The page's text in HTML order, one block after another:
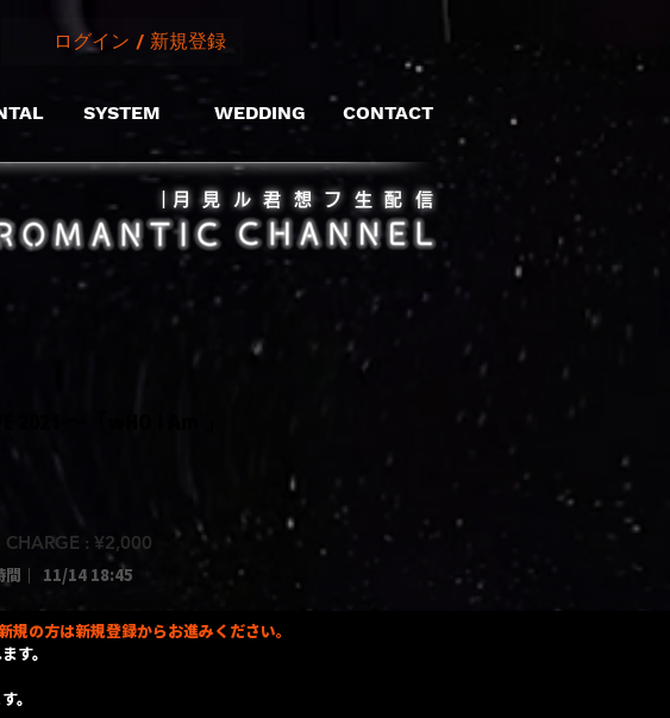
ログイン / 新規登録
SYSTEM WEDDING CONTACT
​｜月見ル君想フ生配信
2021 〜「wHO i Am 」
: ¥2,000
｜
11/14 18:45
の方は新規登録からお進みください。
す。
。